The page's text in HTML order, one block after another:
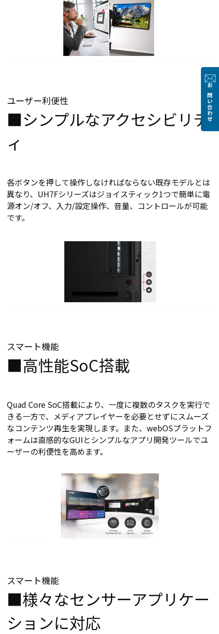
お問い合わせ
ユーザー利便性
■シンプルなアクセシビリテ
ィ
各ボタンを押して操作しなければならない既存モデルとは
異なり、UH7Fシリーズはジョイスティック1つで簡単に電
源オン/オフ、入力/設定操作、音量、コントロールが可能
です。
スマート機能
■高性能SoC搭載
Quad Core SoC搭載により、一度に複数のタスクを実行で
きる一方で、メディアプレイヤーを必要とせずにスムーズ
なコンテンツ再生を実現します。また、webOSプラットフ
ォームは直感的なGUIとシンプルなアプリ開発ツールでユ
ーザーの利便性を高めます。
スマート機能
■様々なセンサーアプリケー
ションに対応